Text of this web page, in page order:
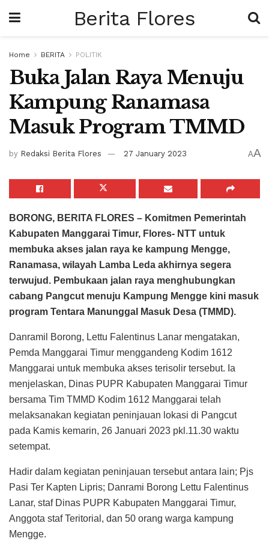
Berita Flores
Home BERITA POLITIK
Buka Jalan Raya Menuju
Kampung Ranamasa
Masuk Program TMMD
by Redaksi Berita Flores 27 January 2023 AA
BORONG, BERITA FLORES – Komitmen Pemerintah
Kabupaten Manggarai Timur, Flores- NTT untuk
membuka akses jalan raya ke kampung Mengge,
Ranamasa, wilayah Lamba Leda akhirnya segera
terwujud. Pembukaan jalan raya menghubungkan
cabang Pangcut menuju Kampung Mengge kini masuk
program Tentara Manunggal Masuk Desa (TMMD).
Danramil Borong, Lettu Falentinus Lanar mengatakan,
Pemda Manggarai Timur menggandeng Kodim 1612
Manggarai untuk membuka akses terisolir tersebut. Ia
menjelaskan, Dinas PUPR Kabupaten Manggarai Timur
bersama Tim TMMD Kodim 1612 Manggarai telah
melaksanakan kegiatan peninjauan lokasi di Pangcut
pada Kamis kemarin, 26 Januari 2023 pkl.11.30 waktu
setempat.
Hadir dalam kegiatan peninjauan tersebut antara lain; Pjs
Pasi Ter Kapten Lipris; Danrami Borong Lettu Falentinus
Lanar, staf Dinas PUPR Kabupaten Manggarai Timur,
Anggota staf Teritorial, dan 50 orang warga kampung
Mengge.